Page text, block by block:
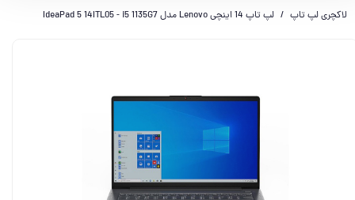
لاکچری لپ تاپ لپ تاپ 14 اینچی Lenovo مدل IdeaPad 5 14ITL05 - i5 1135G7